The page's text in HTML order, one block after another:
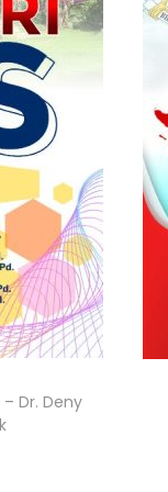
Dr. Deny